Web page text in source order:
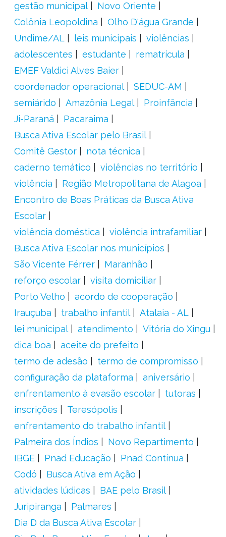
gestão municipal
Novo Oriente
Colônia Leopoldina
Olho D'água Grande
Undime/AL
leis municipais
violências
adolescentes
estudante
rematrícula
EMEF Valdici Alves Baier
coordenador operacional
SEDUC-AM
semiárido
Amazônia Legal
Proinfância
Ji-Paraná
Pacaraima
Busca Ativa Escolar pelo Brasil
Comitê Gestor
nota técnica
caderno temático
violências no território
violência
Região Metropolitana de Alagoa
Encontro de Boas Práticas da Busca Ativa
Escolar
violência doméstica
violência intrafamiliar
Busca Ativa Escolar nos municípios
São Vicente Férrer
Maranhão
reforço escolar
visita domiciliar
Porto Velho
acordo de cooperação
Irauçuba
trabalho infantil
Atalaia - AL
lei municipal
atendimento
Vitória do Xingu
dica boa
aceite do prefeito
termo de adesão
termo de compromisso
configuração da plataforma
aniversário
enfrentamento à evasão escolar
tutoras
inscrições
Teresópolis
enfrentamento do trabalho infantil
Palmeira dos Índios
Novo Repartimento
IBGE
Pnad Educação
Pnad Contínua
Codó
Busca Ativa em Ação
atividades lúdicas
BAE pelo Brasil
Juripiranga
Palmares
Dia D da Busca Ativa Escolar